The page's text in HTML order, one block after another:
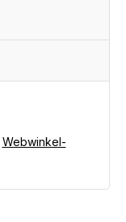
Webwinkel-